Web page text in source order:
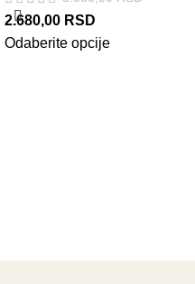
2.680,00 RSD
Odaberite opcije